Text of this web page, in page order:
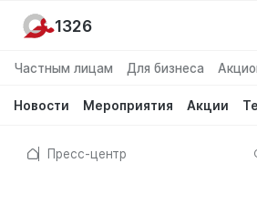
Частным лицам Для бизнеса
Новости Мероприятия Акции
1326
Пресс-центр